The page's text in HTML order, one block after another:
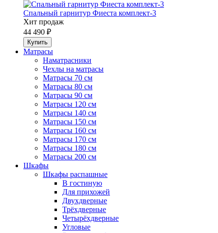
Спальный гарнитур Фиеста комплект-3
Хит продаж
44 490 ₽
Матрасы
Наматрасники
Чехлы на матрасы
Матрасы 70 см
Матрасы 80 см
Матрасы 90 см
Матрасы 120 см
Матрасы 140 см
Матрасы 150 см
Матрасы 160 см
Матрасы 170 см
Матрасы 180 см
Матрасы 200 см
Шкафы
Шкафы распашные
В гостиную
Для прихожей
Двухдверные
Трёхдверные
Четырёхдверные
Угловые